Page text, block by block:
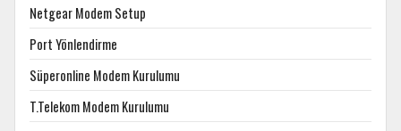
Netgear Modem Setup
Port Yönlendirme
Süperonline Modem Kurulumu
T.Telekom Modem Kurulumu